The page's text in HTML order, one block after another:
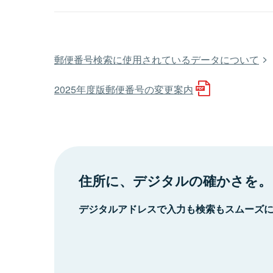
郵便番号検索に使用されているデータについて
2025年度版郵便番号の変更案内
住所に、デジタルの確かさを。
デジタルアドレスで入力も検索もスムーズ